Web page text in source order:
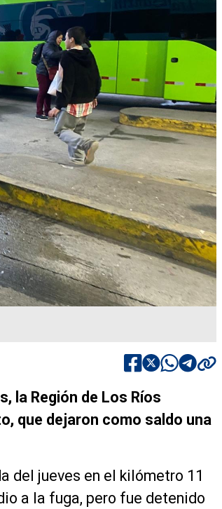
la Región de Los Ríos
que dejaron como saldo una
del jueves en el kilómetro 11
a la fuga, pero fue detenido